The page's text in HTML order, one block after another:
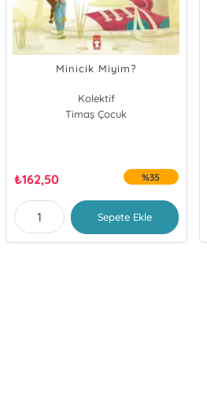
Minicik Miyim?
Kolektif
Timaş Çocuk
₺162,50 %35
Sepete Ekle